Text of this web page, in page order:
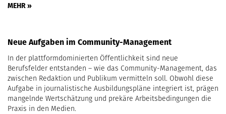
MEHR »
Neue Aufgaben im Community-Management
In der plattformdominierten Öffentlichkeit sind neue
Berufsfelder entstanden – wie das Community-Management, das
zwischen Redaktion und Publikum vermitteln soll. Obwohl diese
Aufgabe in journalistische Ausbildungspläne integriert ist, prägen
mangelnde Wertschätzung und prekäre Arbeitsbedingungen die
Praxis in den Medien.